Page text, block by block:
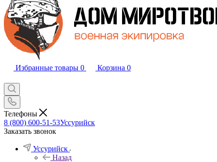
Избранные товары 0 Корзина 0
Телефоны
8 (800) 600-51-53Уссурийск
Заказать звонок
Уссурийск
Назад